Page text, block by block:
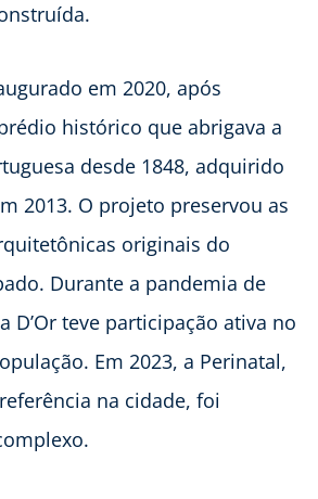
em 2020, após
histórico que abrigava a
desde 1848, adquirido
2013. O projeto preservou as
originais do
Durante a pandemia de
D’Or teve participação ativa no
Em 2023, a Perinatal,
na cidade, foi